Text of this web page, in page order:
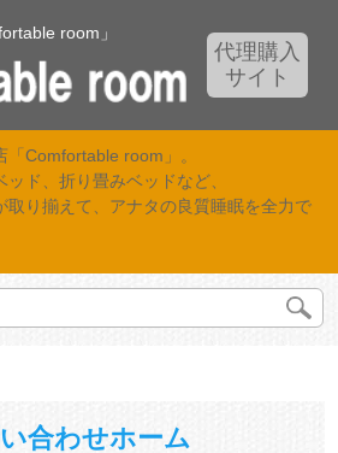
room」
代理購入
サイト
Comfortable room」。
ド、折り畳みベッドなど、
取り揃えて、アナタの良質睡眠を全力で
合わせホーム